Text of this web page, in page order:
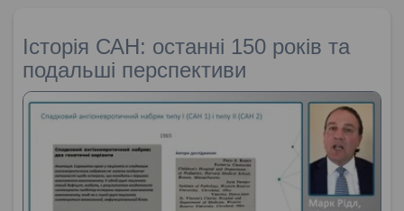
Історія САН: останні 150 років та
подальші перспективи